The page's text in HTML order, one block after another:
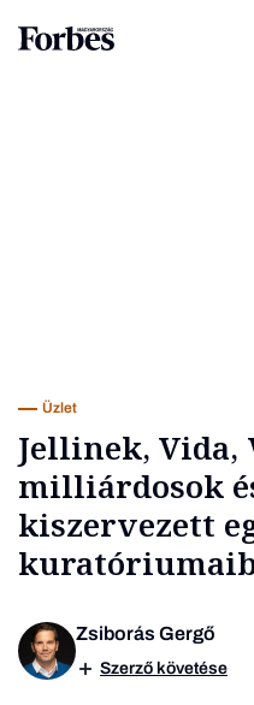
Üzlet
Jellinek, Vida,
milliárdosok
kiszervezett
Zsiborás Gergő
Szerző követése